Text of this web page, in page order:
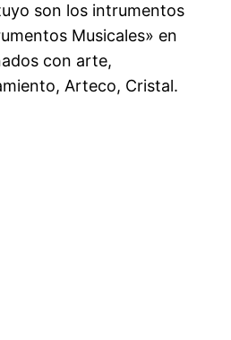
son los intrumentos
Musicales» en
con arte,
Arteco, Cristal.